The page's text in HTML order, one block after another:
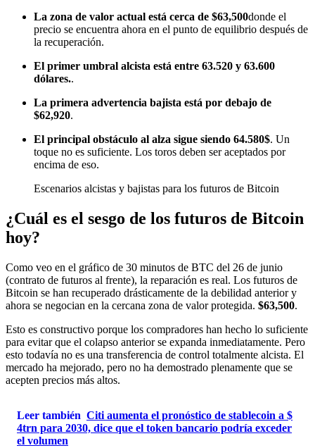
La zona de valor actual está cerca de $63,500donde el
precio se encuentra ahora en el punto de equilibrio después de
la recuperación.
El primer umbral alcista está entre 63.520 y 63.600
dólares..
La primera advertencia bajista está por debajo de
$62,920.
El principal obstáculo al alza sigue siendo 64.580$. Un
toque no es suficiente. Los toros deben ser aceptados por
encima de eso.
Escenarios alcistas y bajistas para los futuros de Bitcoin
¿Cuál es el sesgo de los futuros de Bitcoin
hoy?
Como veo en el gráfico de 30 minutos de BTC del 26 de junio
(contrato de futuros al frente), la reparación es real. Los futuros de
Bitcoin se han recuperado drásticamente de la debilidad anterior y
ahora se negocian en la cercana zona de valor protegida. $63,500.
Esto es constructivo porque los compradores han hecho lo suficiente
para evitar que el colapso anterior se expanda inmediatamente. Pero
esto todavía no es una transferencia de control totalmente alcista. El
mercado ha mejorado, pero no ha demostrado plenamente que se
acepten precios más altos.
Leer también Citi aumenta el pronóstico de stablecoin a $
4trn para 2030, dice que el token bancario podría exceder
el volumen